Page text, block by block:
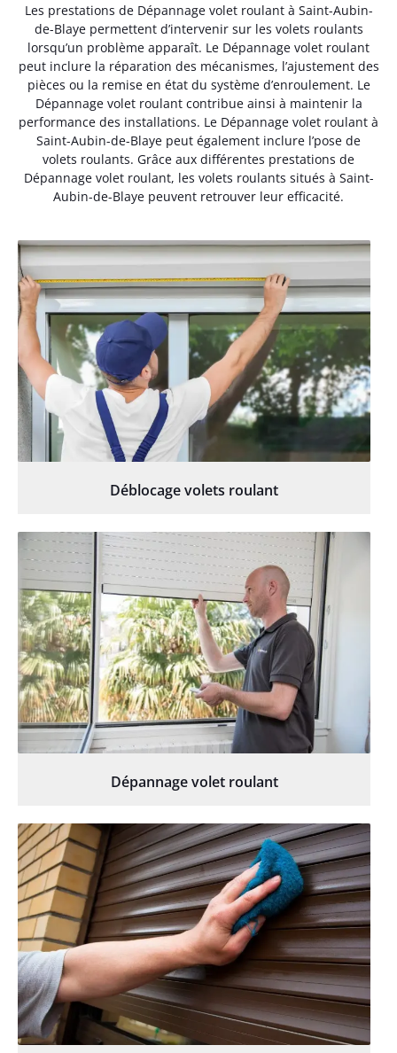
Les prestations de Dépannage volet roulant à Saint-Aubin-
de-Blaye permettent d’intervenir sur les volets roulants
lorsqu’un problème apparaît. Le Dépannage volet roulant
peut inclure la réparation des mécanismes, l’ajustement des
pièces ou la remise en état du système d’enroulement. Le
Dépannage volet roulant contribue ainsi à maintenir la
performance des installations. Le Dépannage volet roulant à
Saint-Aubin-de-Blaye peut également inclure l’pose de
volets roulants. Grâce aux différentes prestations de
Dépannage volet roulant, les volets roulants situés à Saint-
Aubin-de-Blaye peuvent retrouver leur efficacité.
Déblocage volets roulant
Dépannage volet roulant